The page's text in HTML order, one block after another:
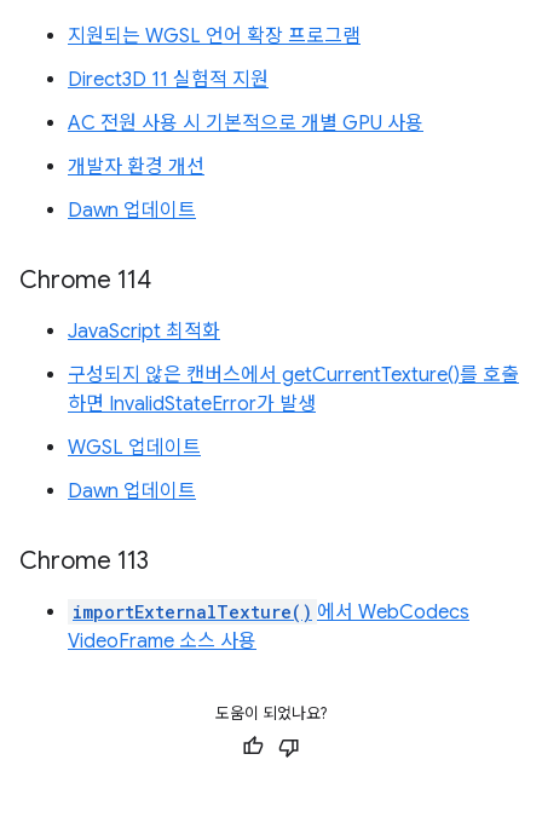
지원되는 WGSL 언어 확장 프로그램
Direct3D 11 실험적 지원
AC 전원 사용 시 기본적으로 개별 GPU 사용
개발자 환경 개선
Dawn 업데이트
Chrome 114
JavaScript 최적화
구성되지 않은 캔버스에서 getCurrentTexture()를 호출
하면 InvalidStateError가 발생
WGSL 업데이트
Dawn 업데이트
Chrome 113
importExternalTexture() 에서 WebCodecs
VideoFrame 소스 사용
도움이 되었나요?